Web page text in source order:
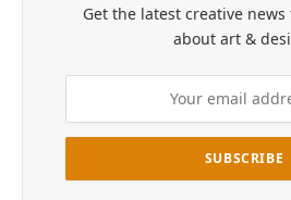
Get the latest creative
about art &